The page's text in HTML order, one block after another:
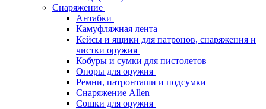
Снаряжение
Антабки
Камуфляжная лента
Кейсы и ящики для патронов, снаряжения и
чистки оружия
Кобуры и сумки для пистолетов
Опоры для оружия
Ремни, патронташи и подсумки
Снаряжение Allen
Сошки для оружия